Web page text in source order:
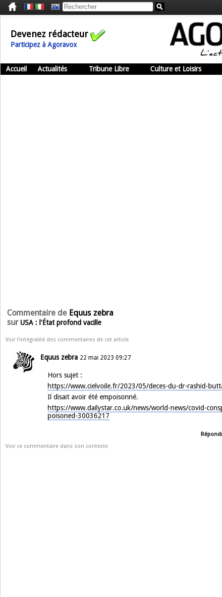
Devenez rédacteur
Participez à Agoravox
Accueil Actualités Tribune Libre Culture et Loisirs
Commentaire de Equus zebra
surUSA : l'État profond vacille
Voir l'intégralité des commentaires de cet article
Equus zebra 22 mai 2023 09:27
Hors sujet :
https://www.cielvoile.fr/2023/05/deces-du-dr-rashid-
Il disait avoir été empoisonné.
https://www.dailystar.co.uk/news/world-news/covid-
poisoned-30036217
Voir ce commentaire dans son contexte